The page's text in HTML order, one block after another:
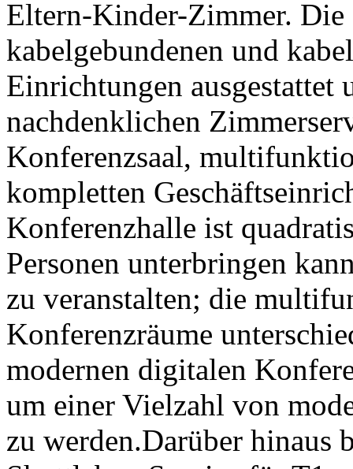
Eltern-Kinder-Zimmer.
kabelgebundenen und
Einrichtungen ausgestattet
nachdenklichen
Konferenzsaal,
kompletten
Konferenzhalle ist
Personen unterbringen
zu veranstalten; die
Konferenzräume
modernen digitalen
um einer Vielzahl von
zu werden.Darüber hinaus